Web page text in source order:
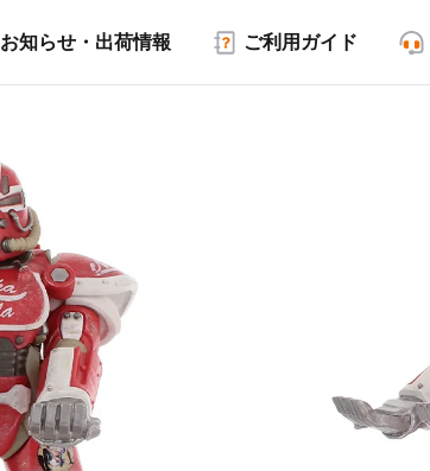
お知らせ・出荷情報 ご利用ガイド